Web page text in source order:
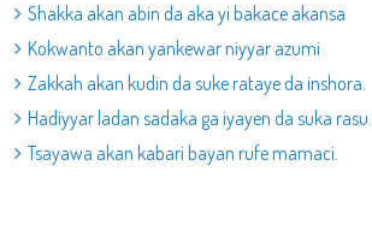
Shakka akan abin da aka yi bakace akansa
Kokwanto akan yankewar niyyar azumi
Zakkah akan kudin da suke rataye da inshora.
Hadiyyar ladan sadaka ga iyayen da suka rasu.
Tsayawa akan kabari bayan rufe mamaci.